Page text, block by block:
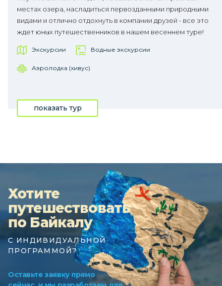
местах озера, насладиться первозданными природными
видами и отлично отдохнуть в компании друзей - все это
ждет юных путешественников в нашем весеннем туре!
Экскурсии Водные экскурсии
Аэролодка (хивус)
показать тур
Хотите
путешествовать
по Байкалу
С ИНДИВИДУАЛЬНОЙ
ПРОГРАММОЙ?
Оставьте заявку прямо